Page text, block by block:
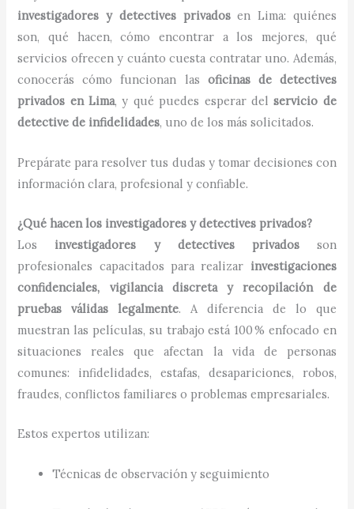
investigadores y detectives privadosen Lima: quiénes
son, qué hacen, cómo encontrar a los mejores, qué
servicios ofrecen y cuánto cuesta contratar uno. Además,
conocerás cómo funcionan las oficinas de detectives
privados en Lima, y qué puedes esperar delservicio de
detective de infidelidades, uno de los más solicitados.
Prepárate para resolver tus dudas y tomar decisiones con
información clara, profesional y confiable.
¿Qué hacen los investigadores y detectives privados?
Los investigadores y detectives privadosson
profesionales capacitados para realizar investigaciones
confidenciales, vigilancia discreta y recopilación de
pruebas válidas legalmente. A diferencia de lo que
muestran las películas, su trabajo está 100 % enfocado en
situaciones reales que afectan la vida de personas
comunes: infidelidades, estafas, desapariciones, robos,
fraudes, conflictos familiares o problemas empresariales.
Estos expertos utilizan:
Técnicas de observación y seguimiento